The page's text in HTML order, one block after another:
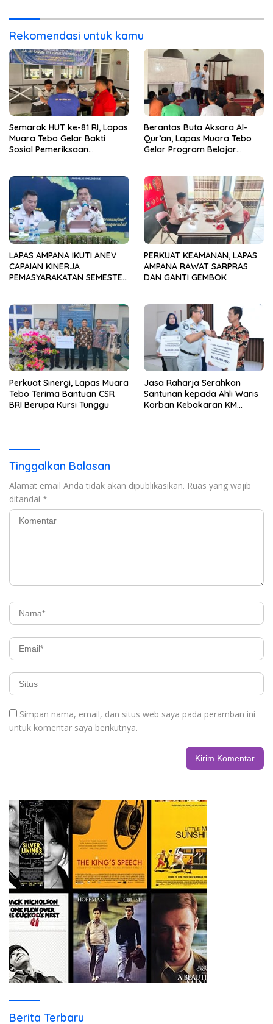
Rekomendasi untuk kamu
Semarak HUT ke-81 RI, Lapas
Muara Tebo Gelar Bakti
Sosial Pemeriksaan
Berantas Buta Aksara Al-
Qur’an, Lapas Muara Tebo
Gelar Program Belajar
LAPAS AMPANA IKUTI ANEV
CAPAIAN KINERJA
PEMASYARAKATAN SEMESTER
PERKUAT KEAMANAN, LAPAS
AMPANA RAWAT SARPRAS
DAN GANTI GEMBOK
Perkuat Sinergi, Lapas Muara
Tebo Terima Bantuan CSR
BRI Berupa Kursi Tunggu
Jasa Raharja Serahkan
Santunan kepada Ahli Waris
Korban Kebakaran KM
Tinggalkan Balasan
Alamat email Anda tidak akan dipublikasikan. Ruas yang wajib
ditandai *
Simpan nama, email, dan situs web saya pada peramban ini
untuk komentar saya berikutnya.
Berita Terbaru